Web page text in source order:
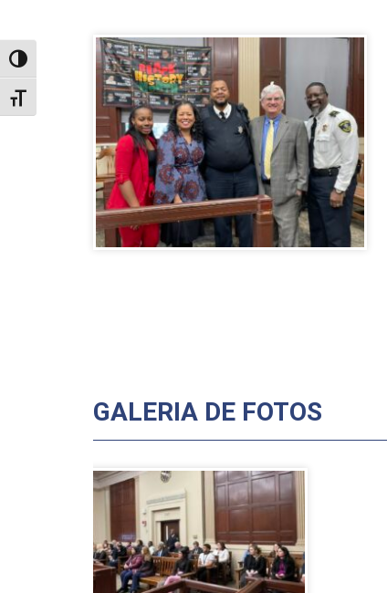
TOGGLE HIGH CONTRAST
TOGGLE FONT SIZE
GALERIA DE FOTOS